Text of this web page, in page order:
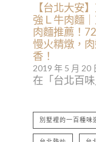
【台北大安
強Ｌ牛肉麵
肉麵推薦！
慢火精燉，
香！
2019 年 5 月 20
在「台北百
別墅裡的一百種味